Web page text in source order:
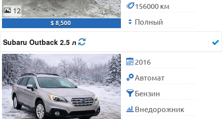
12
$ 8,500
156000 км
Полный
Subaru Outback 2.5 л
2016
Автомат
Бензин
Внедорожник